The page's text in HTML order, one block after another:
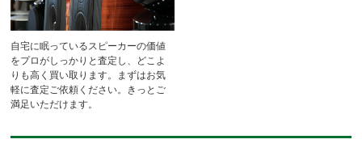
自宅に眠っているスピーカーの価値
をプロがしっかりと査定し、どこよ
りも高く買い取ります。まずはお気
軽に査定ご依頼ください。きっとご
満足いただけます。